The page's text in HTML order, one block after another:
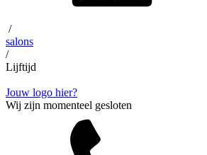
/
salons
/
Lijftijd
Jouw logo hier?
Wij zijn momenteel gesloten